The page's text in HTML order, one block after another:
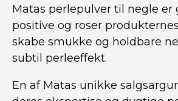
Matas perlepulver til negle er
positive og roser
skabe smukke og holdbare
subtil perleeffekt.
En af Matas unikke